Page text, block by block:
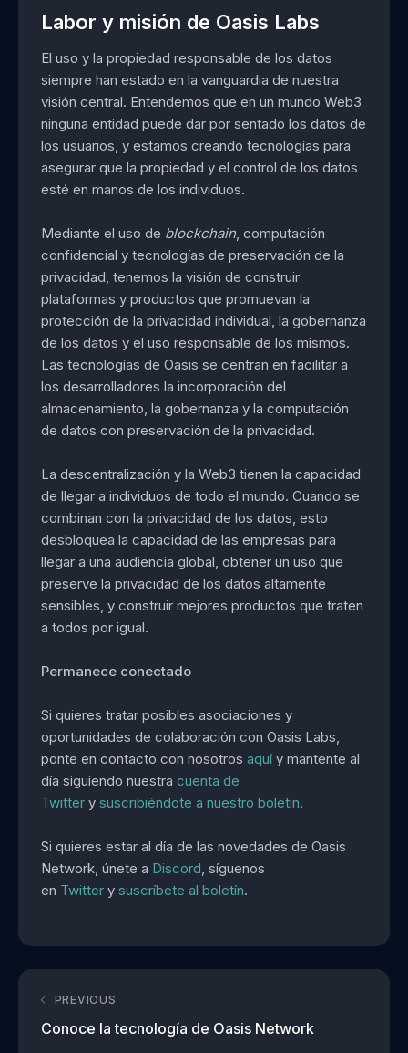
Labor y misión de Oasis Labs
El uso y la propiedad responsable de los datos
siempre han estado en la vanguardia de nuestra
visión central. Entendemos que en un mundo Web3
ninguna entidad puede dar por sentado los datos de
los usuarios, y estamos creando tecnologías para
asegurar que la propiedad y el control de los datos
esté en manos de los individuos.
Mediante el uso de blockchain, computación
confidencial y tecnologías de preservación de la
privacidad, tenemos la visión de construir
plataformas y productos que promuevan la
protección de la privacidad individual, la gobernanza
de los datos y el uso responsable de los mismos.
Las tecnologías de Oasis se centran en facilitar a
los desarrolladores la incorporación del
almacenamiento, la gobernanza y la computación
de datos con preservación de la privacidad.
La descentralización y la Web3 tienen la capacidad
de llegar a individuos de todo el mundo. Cuando se
combinan con la privacidad de los datos, esto
desbloquea la capacidad de las empresas para
llegar a una audiencia global, obtener un uso que
preserve la privacidad de los datos altamente
sensibles, y construir mejores productos que traten
a todos por igual.
Permanece conectado
Si quieres tratar posibles asociaciones y
oportunidades de colaboración con Oasis Labs,
ponte en contacto con nosotros aquí y mantente al
día siguiendo nuestra cuenta de
Twitter y suscribiéndote a nuestro boletín.
Si quieres estar al día de las novedades de Oasis
Network, únete a Discord, síguenos
en Twitter y suscríbete al boletín.
PREVIOUS
Conoce la tecnología de Oasis Network